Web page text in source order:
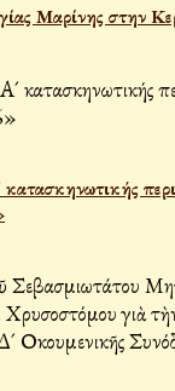
Μαρίνης στην